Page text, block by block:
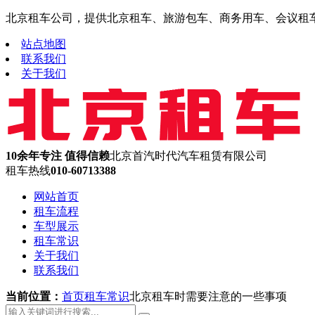
北京租车公司，提供北京租车、旅游包车、商务用车、会议
站点地图
联系我们
关于我们
10余年专注 值得信赖北京首汽时代汽车租赁有限公司
租车热线010-60713388
网站首页
租车流程
车型展示
租车常识
关于我们
联系我们
当前位置： 首页租车常识北京租车时需要注意的一些事项